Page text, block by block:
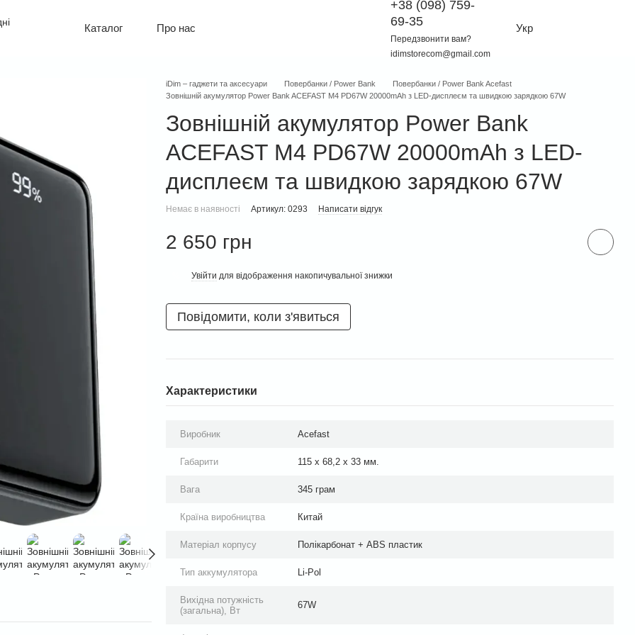
Каталог
Про нас
Контактна інформація
+38 (098) 759-
69-35
Передзвонити вам?
idimstorecom@gmail.com
Укр
iDim – гаджети та аксесуари Повербанки / Power Bank
Повербанки / Power Bank Acefast
Зовнішній акумулятор Power Bank ACEFAST M4 PD67W 20000mAh з LED-дисплеєм та швидкою зарядкою 67W
Зовнішній акумулятор Power Bank
ACEFAST M4 PD67W 20000mAh з LED-
дисплеєм та швидкою зарядкою 67W
Немає в наявності Артикул: 0293 Написати відгук
2 650 грн
Увійти для відображення накопичувальної знижки
Повідомити, коли з'явиться
Характеристики
Виробник Acefast
Габарити 115 x 68,2 x 33 мм.
Вага 345 грам
Країна виробництва Китай
Матеріал корпусу Полікарбонат + ABS пластик
Тип аккумулятора Li-Pol
Вихідна потужність
(загальна), Вт
67W